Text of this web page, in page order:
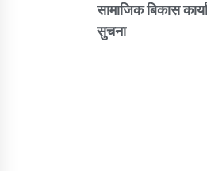
सामाजिक बिकास
सुचना